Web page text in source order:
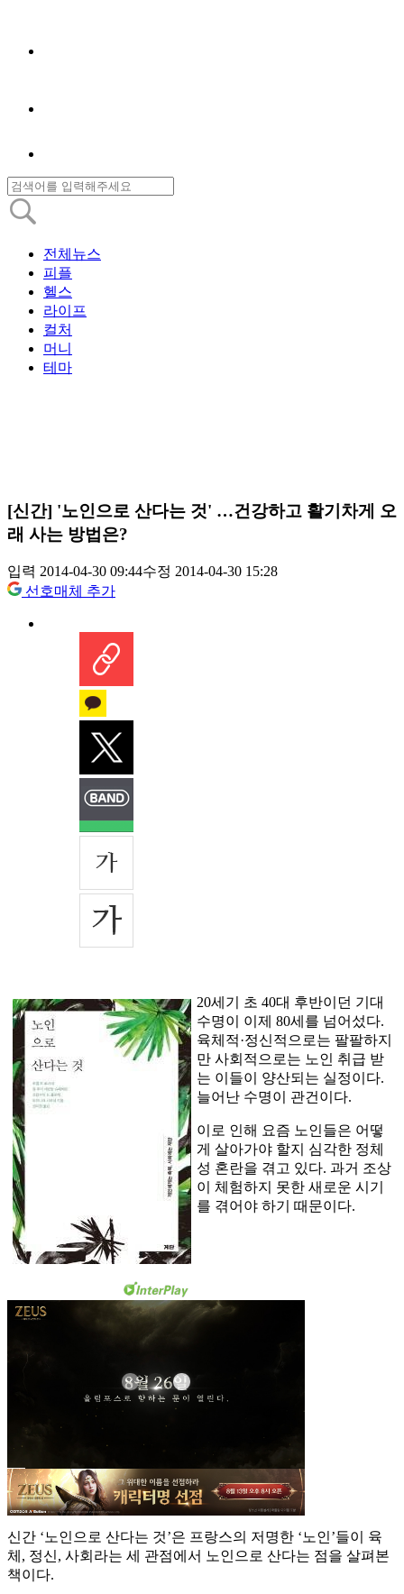
전체뉴스
피플
헬스
라이프
컬처
머니
테마
[신간] '노인으로 산다는 것' …건강하고 활기차게 오
래 사는 방법은?
입력 2014-04-30 09:44수정 2014-04-30 15:28
선호매체 추가
20세기 초 40대 후반이던 기대
수명이 이제 80세를 넘어섰다.
육체적·정신적으로는 팔팔하지
만 사회적으로는 노인 취급 받
는 이들이 양산되는 실정이다.
늘어난 수명이 관건이다.
이로 인해 요즘 노인들은 어떻
게 살아가야 할지 심각한 정체
성 혼란을 겪고 있다. 과거 조상
이 체험하지 못한 새로운 시기
를 겪어야 하기 때문이다.
신간 ‘노인으로 산다는 것’은 프랑스의 저명한 ‘노인’들이 육
체, 정신, 사회라는 세 관점에서 노인으로 산다는 점을 살펴본
책이다.